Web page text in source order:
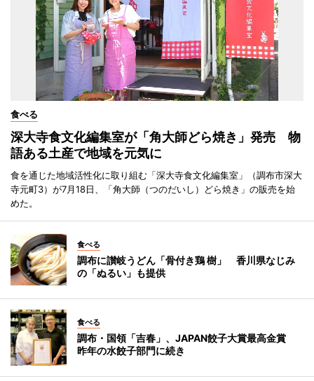
食べる
深大寺食文化編集室が「角大師どら焼き」発売 物
語ある土産で地域を元気に
食を通じた地域活性化に取り組む「深大寺食文化編集室」（調布市深大
寺元町3）が7月18日、「角大師（つのだいし）どら焼き」の販売を始
めた。
食べる
調布に讃岐うどん「骨付き鶏 樹」 香川県なじみ
の「ぬるい」も提供
食べる
調布・国領「吉春」、JAPAN餃子大賞最高金賞
昨年の水餃子部門に続き